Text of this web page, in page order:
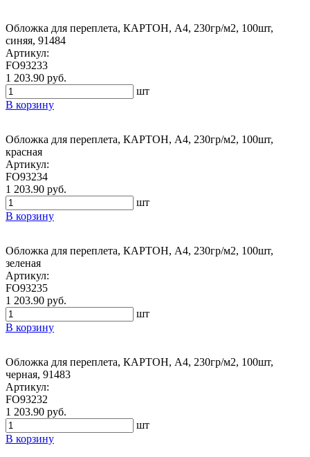
Обложка для переплета, КАРТОН, А4, 230гр/м2, 100шт,
синяя, 91484
Артикул:
FO93233
1 203.90 руб.
шт
В корзину
Обложка для переплета, КАРТОН, А4, 230гр/м2, 100шт,
красная
Артикул:
FO93234
1 203.90 руб.
шт
В корзину
Обложка для переплета, КАРТОН, А4, 230гр/м2, 100шт,
зеленая
Артикул:
FO93235
1 203.90 руб.
шт
В корзину
Обложка для переплета, КАРТОН, А4, 230гр/м2, 100шт,
черная, 91483
Артикул:
FO93232
1 203.90 руб.
шт
В корзину